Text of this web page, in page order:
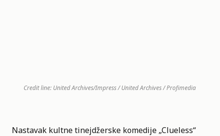
Credit line: United Archives/Impress / United Archives / Profimedia
Nastavak kultne tinejdžerske komedije „Clueless“